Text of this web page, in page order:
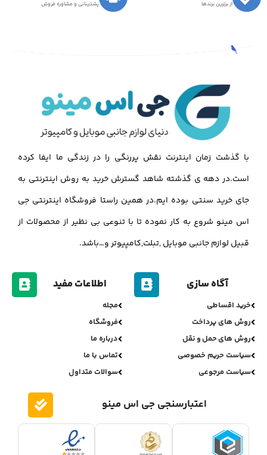
از برترین برندها پشتیبانی و مشاوره فروش
با گذشت زمان اینترنت نقش پررنگی را در زندگی ما ایفا کرده
است.در دهه ی گذشته شاهد گسترش خرید به روش اینترنتی به
جای خرید سنتی بوده ایم.در همین راستا فروشگاه اینترنتی جی
اس مینو شروع به کار نموده تا با تنوعی بی نظیر از محصولات از
قبیل لوازم جانبی موبایل ,تبلت,کامپیوتر و…باشد.
آگاه سازی
خرید اقساطی
روش های پرداخت
روش های حمل و نقل
سیاست حریم خصوصی
سیاست مرجوعی
اطلاعات مفید
مجله
فروشگاه
درباره ما
تماس با ما
سوالات متداول
اعتبارسنجی جی اس مینو